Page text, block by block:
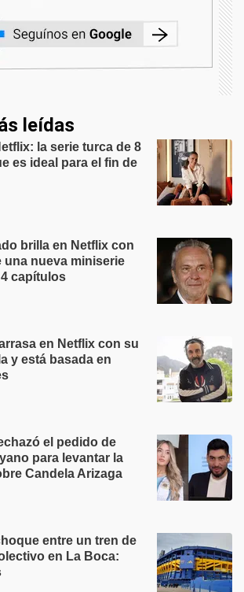
leídas
la serie turca de 8
es ideal para el fin de
brilla en Netflix con
una nueva miniserie
capítulos
en Netflix con su
y está basada en
el pedido de
para levantar la
Candela Arizaga
entre un tren de
en La Boca: